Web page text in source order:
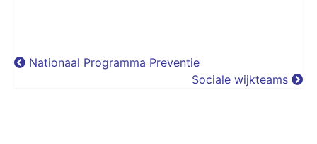
Nationaal Programma Preventie
Sociale wijkteams